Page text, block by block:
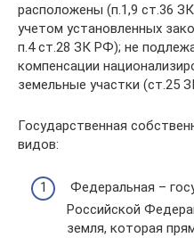
расположены (п.1,9 ст.36
учетом установленных
п.4 ст.28 ЗК РФ); не
компенсации
земельные участки (ст.25
Государственная
видов:
Федеральная –
Российской
земля, которая